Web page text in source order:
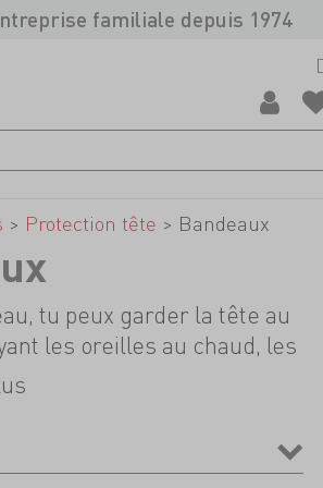
familiale depuis 1974
> Protection tête > Bandeaux
tu peux garder la tête au
les oreilles au chaud, les
tenus à l'écart du
froid souffle à côté de tes
entrer. Ces propriétés
extrêmement populaires